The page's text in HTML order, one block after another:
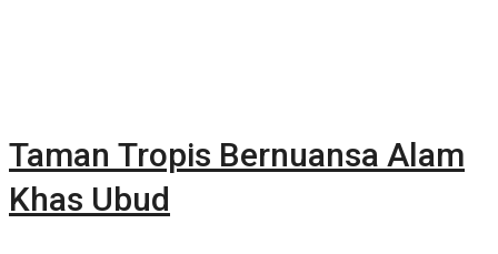
Taman Tropis Bernuansa Alam
Khas Ubud